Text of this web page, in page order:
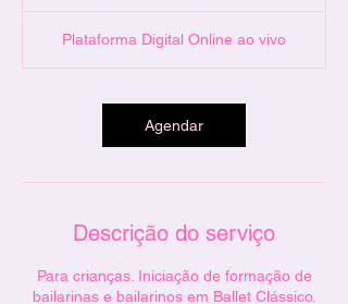
ç
v
/mês
Plataforma Digital Online ao vivo
Agendar
Descrição do serviço
Para crianças. Iniciação de formação de
bailarinas e bailarinos em Ballet Clássico.